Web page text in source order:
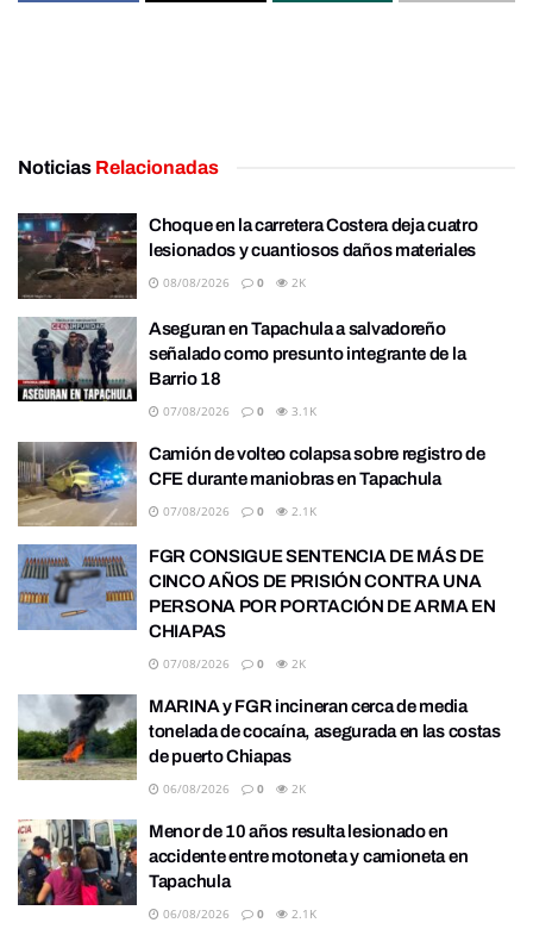
Noticias Relacionadas
Choque en la carretera Costera deja cuatro
lesionados y cuantiosos daños materiales
08/08/2026 0 2K
Aseguran en Tapachula a salvadoreño
señalado como presunto integrante de la
Barrio 18
07/08/2026 0 3.1K
Camión de volteo colapsa sobre registro de
CFE durante maniobras en Tapachula
07/08/2026 0 2.1K
FGR CONSIGUE SENTENCIA DE MÁS DE
CINCO AÑOS DE PRISIÓN CONTRA UNA
PERSONA POR PORTACIÓN DE ARMA EN
CHIAPAS
07/08/2026 0 2K
MARINA y FGR incineran cerca de media
tonelada de cocaína, asegurada en las costas
de puerto Chiapas
06/08/2026 0 2K
Menor de 10 años resulta lesionado en
accidente entre motoneta y camioneta en
Tapachula
06/08/2026 0 2.1K